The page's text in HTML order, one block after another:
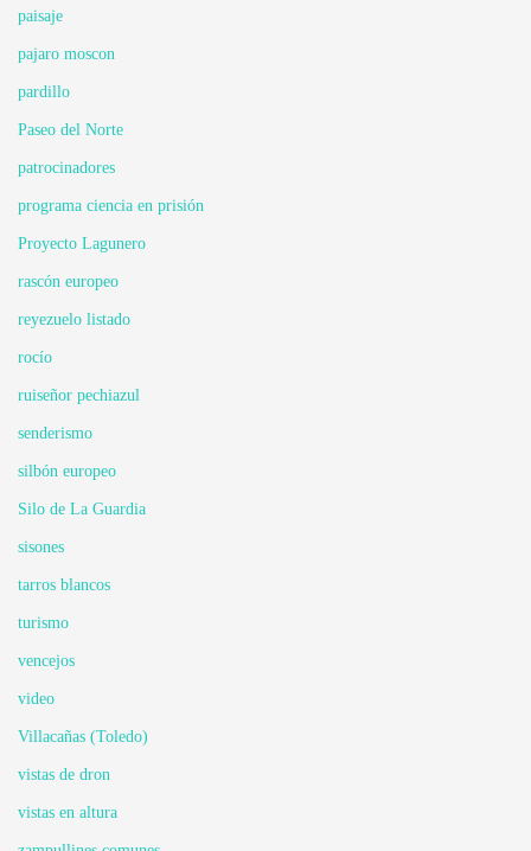
paisaje
pajaro moscon
pardillo
Paseo del Norte
patrocinadores
programa ciencia en prisión
Proyecto Lagunero
rascón europeo
reyezuelo listado
rocío
ruiseñor pechiazul
senderismo
silbón europeo
Silo de La Guardia
sisones
tarros blancos
turismo
vencejos
video
Villacañas (Toledo)
vistas de dron
vistas en altura